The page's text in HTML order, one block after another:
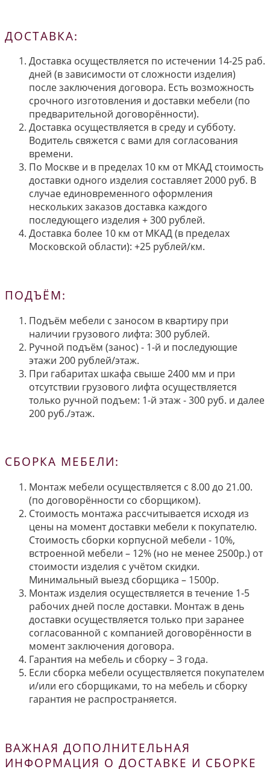
ДОСТАВКА:
Доставка осуществляется по истечении 14-25 раб.
дней (в зависимости от сложности изделия)
после заключения договора. Есть возможность
срочного изготовления и доставки мебели (по
предварительной договорённости).
Доставка осуществляется в среду и субботу.
Водитель свяжется с вами для согласования
времени.
По Москве и в пределах 10 км от МКАД стоимость
доставки одного изделия составляет 2000 руб. В
случае единовременного оформления
нескольких заказов доставка каждого
последующего изделия + 300 рублей.
Доставка более 10 км от МКАД (в пределах
Московской области): +25 рублей/км.
ПОДЪЁМ:
Подъём мебели с заносом в квартиру при
наличии грузового лифта: 300 рублей.
Ручной подъём (занос) - 1-й и последующие
этажи 200 рублей/этаж.
При габаритах шкафа свыше 2400 мм и при
отсутствии грузового лифта осуществляется
только ручной подъем: 1-й этаж - 300 руб. и далее
200 руб./этаж.
СБОРКА МЕБЕЛИ:
Монтаж мебели осуществляется с 8.00 до 21.00.
(по договорённости со сборщиком).
Стоимость монтажа рассчитывается исходя из
цены на момент доставки мебели к покупателю.
Стоимость сборки корпусной мебели - 10%,
встроенной мебели – 12% (но не менее 2500р.) от
стоимости изделия с учётом скидки.
Минимальный выезд сборщика – 1500р.
Монтаж изделия осуществляется в течение 1-5
рабочих дней после доставки. Монтаж в день
доставки осуществляется только при заранее
согласованной с компанией договорённости в
момент заключения договора.
Гарантия на мебель и сборку – 3 года.
Если сборка мебели осуществляется покупателем
и/или его сборщиками, то на мебель и сборку
гарантия не распространяется.
ВАЖНАЯ ДОПОЛНИТЕЛЬНАЯ
ИНФОРМАЦИЯ О ДОСТАВКЕ И СБОРКЕ